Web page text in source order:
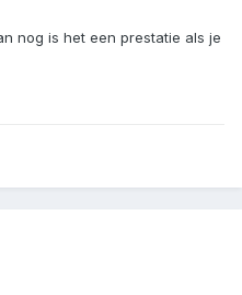
nog is het een prestatie als je